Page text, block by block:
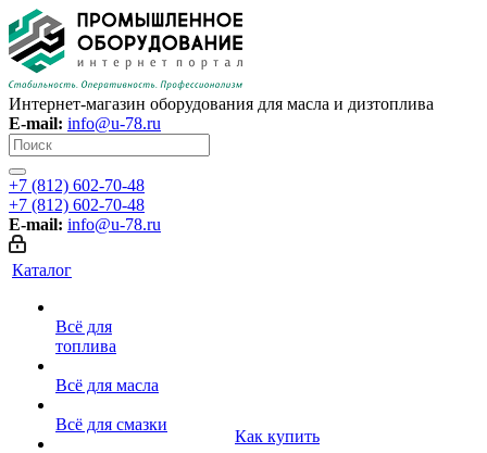
Интернет-магазин оборудования для масла и дизтоплива
E-mail: info@u-78.ru
+7 (812) 602-70-48
+7 (812) 602-70-48
E-mail: info@u-78.ru
Каталог
Всё для
топлива
Всё для масла
Всё для смазки
Как купить